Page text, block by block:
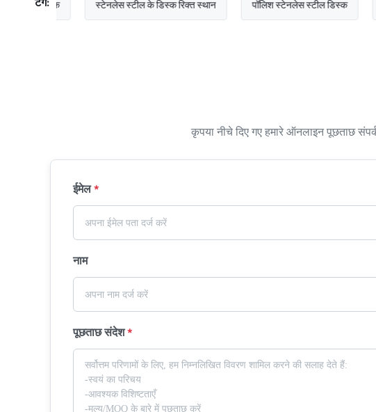
स्टेनलेस स्टील के डिस्क रिक्त स्थान पॉलिश स्टेनलेस स्टील डिस्क लेजर कट
कृपया नीचे दिए गए हमारे ऑनलाइन पूछताछ
ईमेल*
नाम
पूछताछ संदेश*